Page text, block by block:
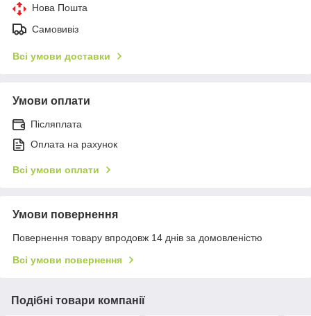
Нова Пошта
Самовивіз
Всі умови доставки
Умови оплати
Післяплата
Оплата на рахунок
Всі умови оплати
Умови повернення
Повернення товару впродовж 14 днів за домовленістю
Всі умови повернення
Подібні товари компанії